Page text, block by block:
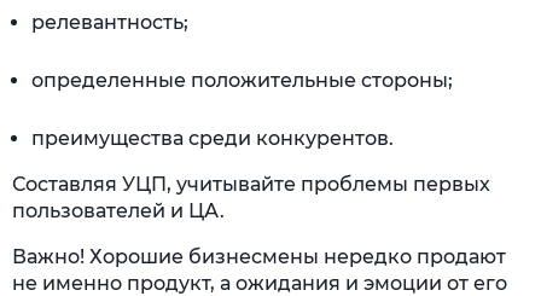
релевантность;
определенные положительные стороны;
преимущества среди конкурентов.
Составляя УЦП, учитывайте проблемы первых
пользователей и ЦА.
Важно! Хорошие бизнесмены нередко продают
не именно продукт, а ожидания и эмоции от его